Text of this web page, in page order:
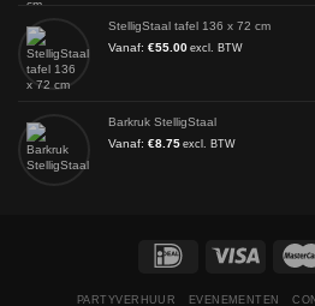
StelligStaal tafel 136 x 72 cm
Vanaf: €55.00 excl. BTW
Barkruk StelligStaal
Vanaf: €8.75 excl. BTW
PARTYVERHUUR EVENEMENTEN